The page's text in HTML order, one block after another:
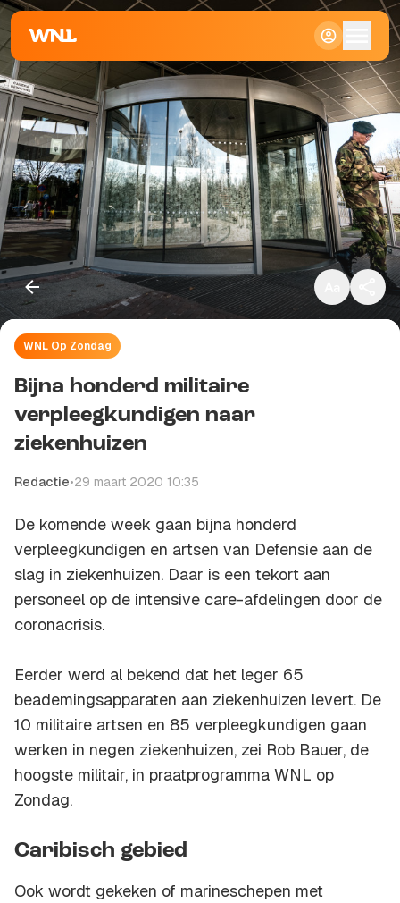
Klein
Standaard
Groot
WNL Op Zondag
Bijna honderd militaire
verpleegkundigen naar
ziekenhuizen
Redactie•29 maart 2020 10:35
De komende week gaan bijna honderd
verpleegkundigen en artsen van Defensie aan de
slag in ziekenhuizen. Daar is een tekort aan
personeel op de intensive care-afdelingen door de
coronacrisis.
Eerder werd al bekend dat het leger 65
beademingsapparaten aan ziekenhuizen levert. De
10 militaire artsen en 85 verpleegkundigen gaan
werken in negen ziekenhuizen, zei Rob Bauer, de
hoogste militair, in praatprogramma WNL op
Zondag.
Caribisch gebied
Ook wordt gekeken of marineschepen met